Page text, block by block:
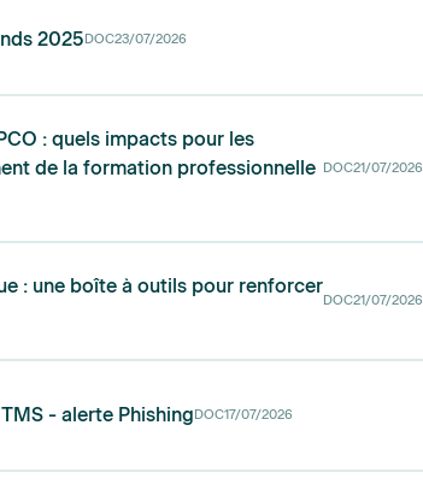
2025DOC23/07/2026
: quels impacts pour les
de la formation professionnelle DOC21/07/2026
: une boîte à outils pour renforcer
DOC21/07/2026
- alerte PhishingDOC17/07/2026